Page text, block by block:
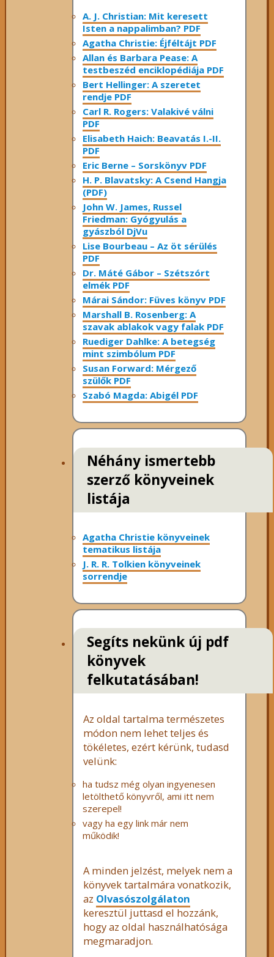
A. J. Christian: Mit keresett
Isten a nappalimban? PDF
Agatha Christie: Éjféltájt PDF
Allan és Barbara Pease: A
testbeszéd enciklopédiája PDF
Bert Hellinger: A ​szeretet
rendje PDF
Carl R. Rogers: Valakivé válni
PDF
Elisabeth Haich: Beavatás I.-II.
PDF
Eric Berne – Sorskönyv PDF
H. P. Blavatsky: A Csend Hangja
(PDF)
John W. James, Russel
Friedman: Gyógyulás a
gyászból DjVu
Lise Bourbeau – Az öt sérülés
PDF
Dr. Máté Gábor – Szétszórt
elmék PDF
Márai Sándor: Füves könyv PDF
Marshall B. Rosenberg: A
szavak ablakok vagy falak PDF
Ruediger Dahlke: A betegség
mint szimbólum PDF
Susan Forward: Mérgező
szülők PDF
Szabó Magda: Abigél PDF
Néhány ismertebb
szerző könyveinek
listája
Agatha Christie könyveinek
tematikus listája
J. R. R. Tolkien könyveinek
sorrendje
Segíts nekünk új pdf
könyvek
felkutatásában!
Az oldal tartalma természetes
módon nem lehet teljes és
tökéletes, ezért kérünk, tudasd
velünk:
ha tudsz még olyan ingyenesen
letölthető könyvről, ami itt nem
szerepel!
vagy ha egy link már nem
működik!
A minden jelzést, melyek nem a
könyvek tartalmára vonatkozik,
az Olvasószolgálaton
keresztül juttasd el hozzánk,
hogy az oldal használhatósága
megmaradjon.